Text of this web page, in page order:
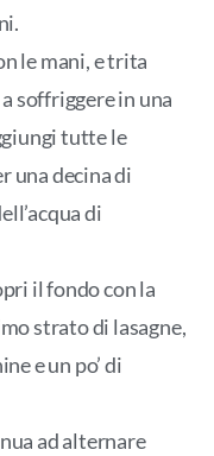
le mani, e trita
soffriggere in una
tutte le
una decina di
di
il fondo con la
strato di lasagne,
e un po’ di
ad alternare